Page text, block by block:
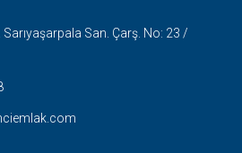
Sarıyaşarpala San. Çarş. No: 23 /